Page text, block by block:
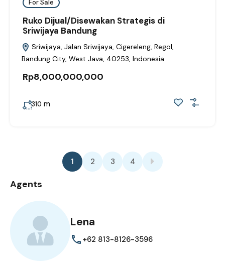
For Sale
Ruko Dijual/Disewakan Strategis di
Sriwijaya Bandung
Sriwijaya, Jalan Sriwijaya, Cigereleng, Regol,
Bandung City, West Java, 40253, Indonesia
Rp8,000,000,000
310 m
1 2 3 4
Agents
Lena
+62 813-8126-3596